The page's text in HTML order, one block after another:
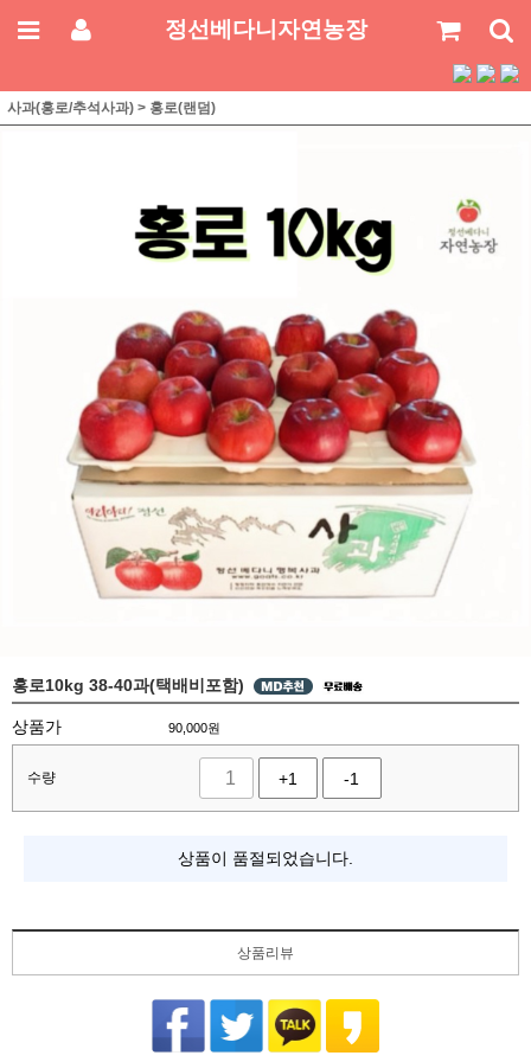
정선베다니자연농장
사과(홍로/추석사과) > 홍로(랜덤)
홍로10kg 38-40과(택배비포함)
상품가 90,000원
수량 +1 -1
상품이 품절되었습니다.
상품리뷰